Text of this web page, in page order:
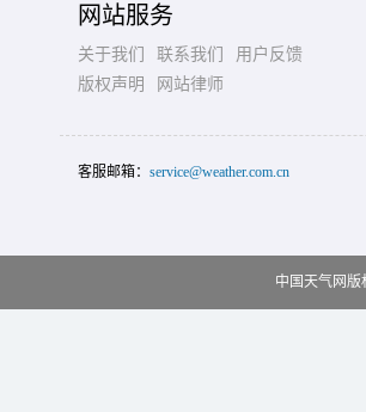
网站服务
关于我们 联系我们
用户反馈
版权声明
网站律师
客服邮箱： service@weather.com.cn
中国天气网